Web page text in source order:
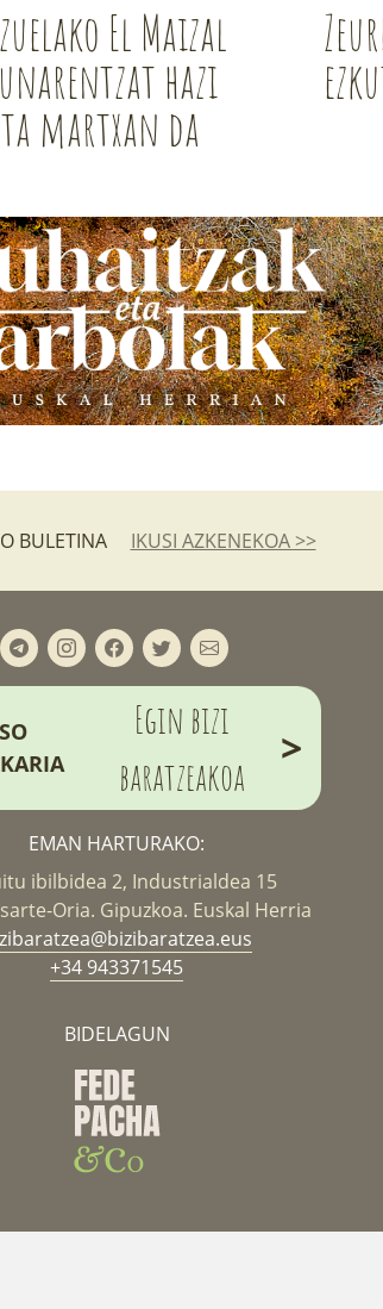
El Maizal
hazi
martxan da
BULETINA IKUSI AZKENEKOA >>
Egin bizi
baratzeakoa
>
EMAN HARTURAKO:
ibilbidea 2, Industrialdea 15
Oria. Gipuzkoa. Euskal Herria
+34 943371545
BIDELAGUN